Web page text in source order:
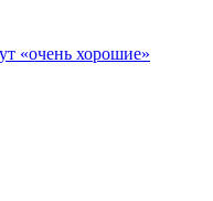
«очень хорошие»